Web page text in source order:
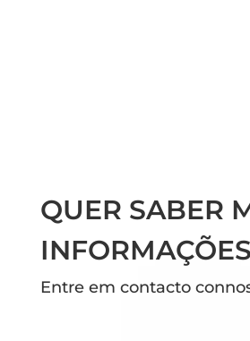
QUER SABER
Entre em contacto